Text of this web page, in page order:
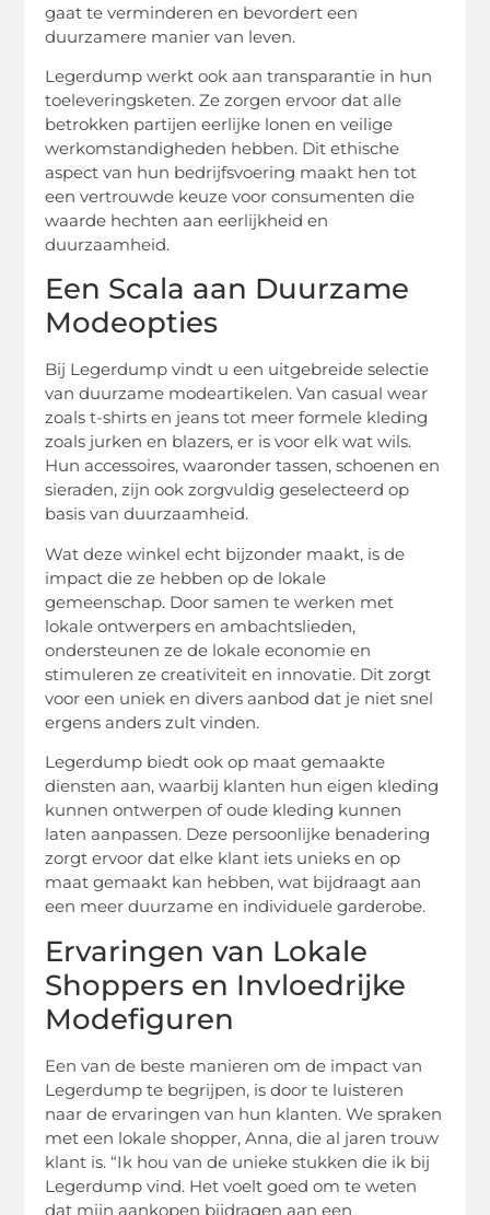
gaat te verminderen en bevordert een
duurzamere manier van leven.
Legerdump werkt ook aan transparantie in hun
toeleveringsketen. Ze zorgen ervoor dat alle
betrokken partijen eerlijke lonen en veilige
werkomstandigheden hebben. Dit ethische
aspect van hun bedrijfsvoering maakt hen tot
een vertrouwde keuze voor consumenten die
waarde hechten aan eerlijkheid en
duurzaamheid.
Een Scala aan Duurzame
Modeopties
Bij Legerdump vindt u een uitgebreide selectie
van duurzame modeartikelen. Van casual wear
zoals t-shirts en jeans tot meer formele kleding
zoals jurken en blazers, er is voor elk wat wils.
Hun accessoires, waaronder tassen, schoenen en
sieraden, zijn ook zorgvuldig geselecteerd op
basis van duurzaamheid.
Wat deze winkel echt bijzonder maakt, is de
impact die ze hebben op de lokale
gemeenschap. Door samen te werken met
lokale ontwerpers en ambachtslieden,
ondersteunen ze de lokale economie en
stimuleren ze creativiteit en innovatie. Dit zorgt
voor een uniek en divers aanbod dat je niet snel
ergens anders zult vinden.
Legerdump biedt ook op maat gemaakte
diensten aan, waarbij klanten hun eigen kleding
kunnen ontwerpen of oude kleding kunnen
laten aanpassen. Deze persoonlijke benadering
zorgt ervoor dat elke klant iets unieks en op
maat gemaakt kan hebben, wat bijdraagt aan
een meer duurzame en individuele garderobe.
Ervaringen van Lokale
Shoppers en Invloedrijke
Modefiguren
Een van de beste manieren om de impact van
Legerdump te begrijpen, is door te luisteren
naar de ervaringen van hun klanten. We spraken
met een lokale shopper, Anna, die al jaren trouw
klant is. “Ik hou van de unieke stukken die ik bij
Legerdump vind. Het voelt goed om te weten
dat mijn aankopen bijdragen aan een